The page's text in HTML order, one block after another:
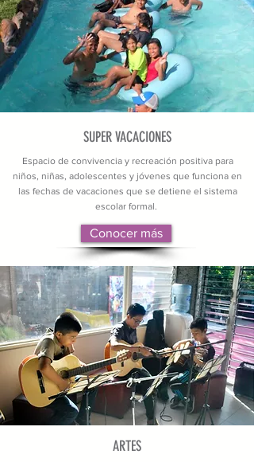
SUPER VACACIONES
Espacio de convivencia y recreación positiva para
niños, niñas, adolescentes y jóvenes que funciona en
las fechas de vacaciones que se detiene el sistema
escolar formal.
Conocer más
ARTES